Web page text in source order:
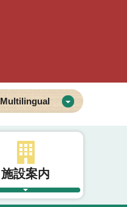
Multilingual
施設案内